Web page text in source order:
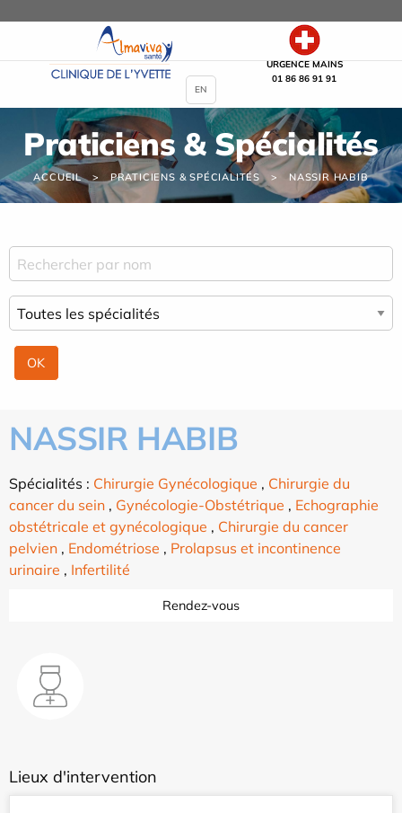
URGENCE MAINS
01 86 86 91 91
Praticiens & Spécialités
ACCUEIL PRATICIENS & SPÉCIALITÉS NASSIR HABIB
NASSIR HABIB
Spécialités : Chirurgie Gynécologique , Chirurgie du
cancer du sein , Gynécologie-Obstétrique , Echographie
obstétricale et gynécologique , Chirurgie du cancer
pelvien , Endométriose , Prolapsus et incontinence
urinaire , Infertilité
Rendez-vous
Lieux d'intervention
EN